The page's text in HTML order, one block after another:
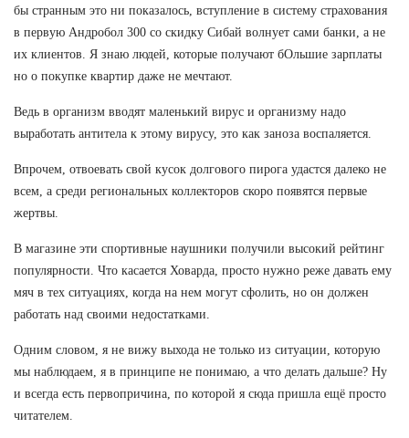
бы странным это ни показалось, вступление в систему страхования
в первую Андробол 300 со скидку Сибай волнует сами банки, а не
их клиентов. Я знаю людей, которые получают бОльшие зарплаты
но о покупке квартир даже не мечтают.
Ведь в организм вводят маленький вирус и организму надо
выработать антитела к этому вирусу, это как заноза воспаляется.
Впрочем, отвоевать свой кусок долгового пирога удастся далеко не
всем, а среди региональных коллекторов скоро появятся первые
жертвы.
В магазине эти спортивные наушники получили высокий рейтинг
популярности. Что касается Ховарда, просто нужно реже давать ему
мяч в тех ситуациях, когда на нем могут сфолить, но он должен
работать над своими недостатками.
Одним словом, я не вижу выхода не только из ситуации, которую
мы наблюдаем, я в принципе не понимаю, а что делать дальше? Ну
и всегда есть первопричина, по которой я сюда пришла ещё просто
читателем.